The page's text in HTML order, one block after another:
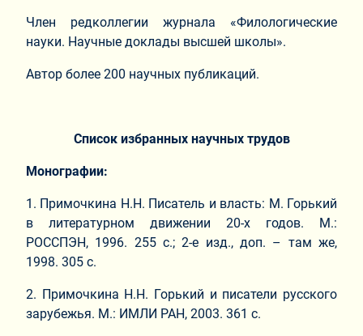
Член редколлегии журнала «Филологические
науки. Научные доклады высшей школы».
Автор более 200 научных публикаций.
Список избранных научных трудов
Монографии:
1. Примочкина Н.Н. Писатель и власть: М. Горький
в литературном движении 20-х годов. М.:
РОССПЭН, 1996. 255 с.; 2-е изд., доп. – там же,
1998. 305 с.
2. Примочкина Н.Н. Горький и писатели русского
зарубежья. М.: ИМЛИ РАН, 2003. 361 с.